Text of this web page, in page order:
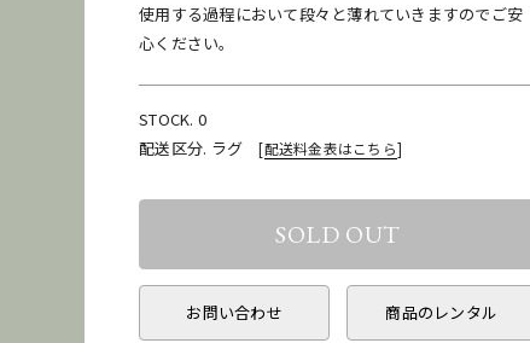
使用する過程において段々と薄れていきますのでご安
心ください。
STOCK. 0
配送区分. ラグ[配送料金表はこちら]
お問い合わせ 商品のレンタル